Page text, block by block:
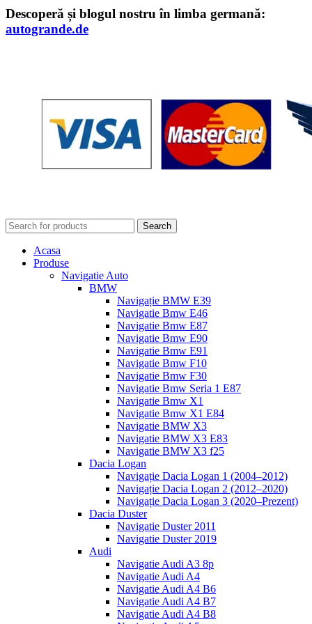
Descoperă și blogul nostru în limba germană:
autogrande.de
Search
Acasa
Produse
Navigatie Auto
BMW
Navigație BMW E39
Navigatie Bmw E46
Navigatie Bmw E87
Navigatie Bmw E90
Navigatie Bmw E91
Navigatie Bmw F10
Navigatie Bmw F30
Navigatie Bmw Seria 1 E87
Navigatie Bmw X1
Navigatie Bmw X1 E84
Navigatie BMW X3
Navigatie BMW X3 E83
Navigatie BMW X3 f25
Dacia Logan
Navigație Dacia Logan 1 (2004–2012)
Navigație Dacia Logan 2 (2012–2020)
Navigație Dacia Logan 3 (2020–Prezent)
Dacia Duster
Navigatie Duster 2011
Navigatie Duster 2019
Audi
Navigatie Audi A3 8p
Navigatie Audi A4
Navigatie Audi A4 B6
Navigatie Audi A4 B7
Navigatie Audi A4 B8